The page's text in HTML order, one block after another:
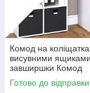
Комод на
висувними
завширшки Комод
пересувний з
ДСП
Готово до відправки